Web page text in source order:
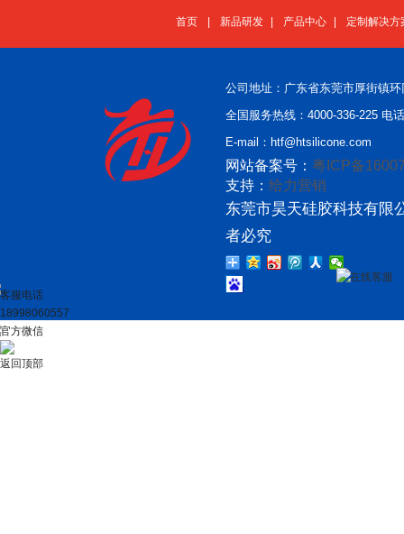
首页 新品研发 产品中心 定制解决方
公司地址：广东省东莞市厚街镇
全国服务热线：4000-336-225 电
E-mail：htf@htsilicone.com
网站备案号： 粤ICP备
支持： 给力营销
东莞市昊天硅胶科技有限
者必究
在线客服
客服电话
18998060557
官方微信
返回顶部